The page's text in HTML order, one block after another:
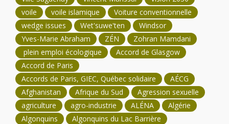
voile
voile islamique
Voiture conventionnelle
wedge issues
Wet'suwe'ten
Windsor
Yves-Marie Abraham
ZÉN
Zohran Mamdani
plein emploi écologique
Accord de Glasgow
Accord de Paris
Accords de Paris, GIEC, Québec solidaire
AÉCG
Afghanistan
Afrique du Sud
Agression sexuelle
agriculture
agro-industrie ALÉNA
Algérie
Algonquins
Algonquins du Lac Barrière